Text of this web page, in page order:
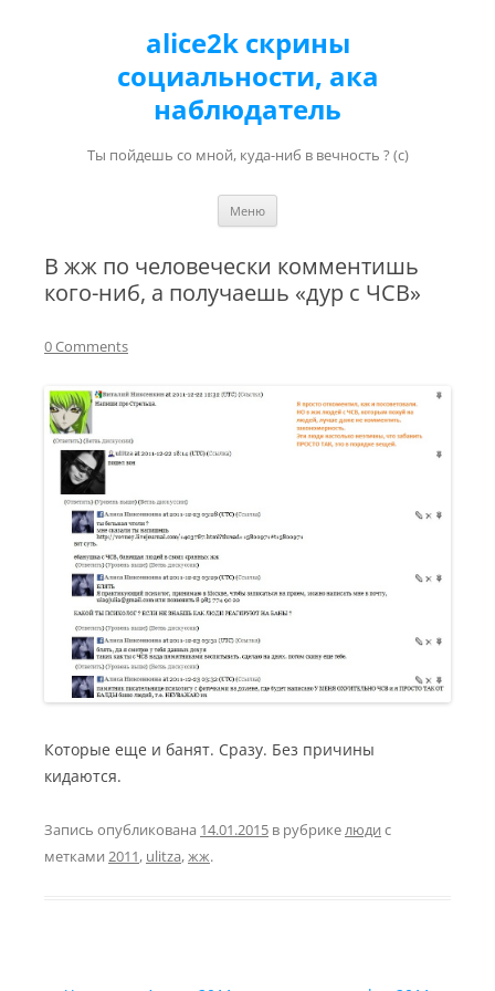
alice2k скрины
социальности, ака
наблюдатель
Ты пойдешь со мной, куда-ниб в вечность ? (с)
Меню
В жж по человечески комментишь
кого-ниб, а получаешь «дур с ЧСВ»
0 Comments
Которые еще и банят. Сразу. Без причины
кидаются.
Запись опубликована 14.01.2015 в рубрикелюди с
метками 2011, ulitza,жж.